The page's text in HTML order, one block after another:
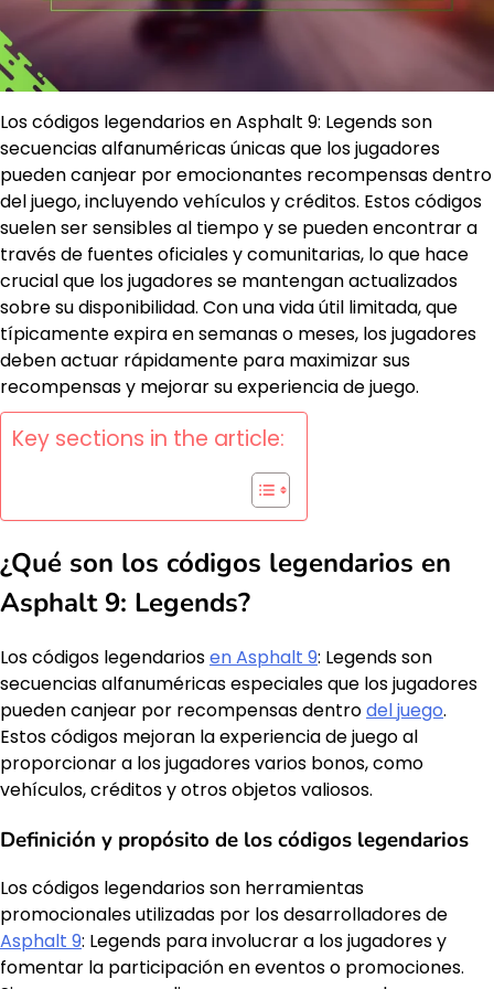
Los códigos legendarios en Asphalt 9: Legends son
secuencias alfanuméricas únicas que los jugadores
pueden canjear por emocionantes recompensas dentro
del juego, incluyendo vehículos y créditos. Estos códigos
suelen ser sensibles al tiempo y se pueden encontrar a
través de fuentes oficiales y comunitarias, lo que hace
crucial que los jugadores se mantengan actualizados
sobre su disponibilidad. Con una vida útil limitada, que
típicamente expira en semanas o meses, los jugadores
deben actuar rápidamente para maximizar sus
recompensas y mejorar su experiencia de juego.
Key sections in the article:
¿Qué son los códigos legendarios en
Asphalt 9: Legends?
Los códigos legendariosen Asphalt 9: Legends son
secuencias alfanuméricas especiales que los jugadores
pueden canjear por recompensas dentrodel juego.
Estos códigos mejoran la experiencia de juego al
proporcionar a los jugadores varios bonos, como
vehículos, créditos y otros objetos valiosos.
Definición y propósito de los códigos legendarios
Los códigos legendarios son herramientas
promocionales utilizadas por los desarrolladores de
Asphalt 9: Legends para involucrar a los jugadores y
fomentar la participación en eventos o promociones.